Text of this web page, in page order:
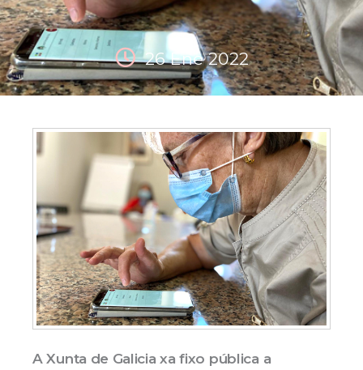
26 Ene 2022
A Xunta de Galicia xa fixo pública a